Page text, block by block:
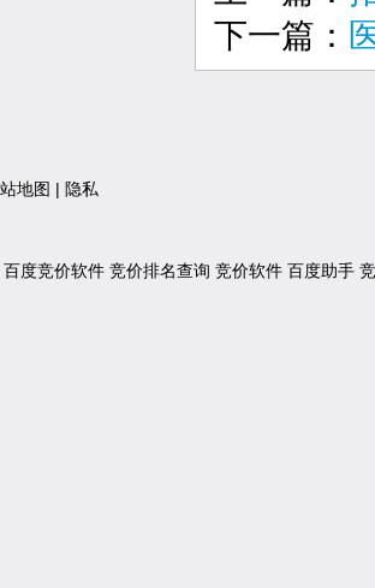
下一篇：
地图 | 隐私
百度竞价软件 竞价排名查询 竞价软件 百度助手